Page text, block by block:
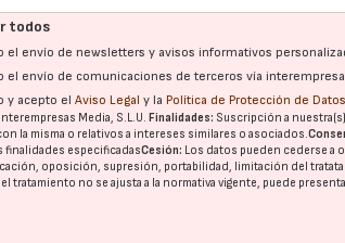
todos
el envío de newsletters y avisos informativos
el envío de comunicaciones de terceros vía
y acepto elAviso Legal y la Política de Protección de Datos
Interempresas Media, S.L.U. Finalidades: Suscripción a
la misma o relativos a intereses similares o asociados.
finalidades especificadasCesión: Los datos pueden cederse a
oposición, supresión, portabilidad, limitación del
tratamiento no se ajusta a la normativa vigente, puede